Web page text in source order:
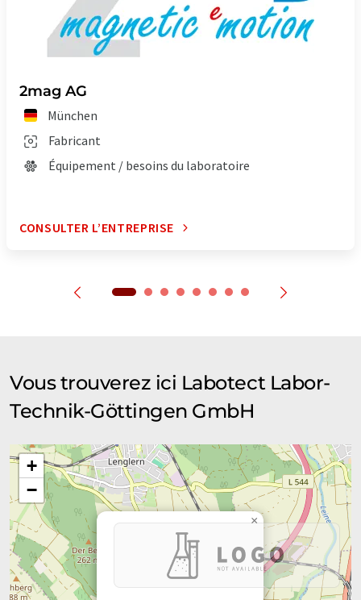
2mag AG
München
Fabricant
Équipement / besoins du laboratoire
CONSULTER L’ENTREPRISE
Vous trouverez ici Labotect Labor-
Technik-Göttingen GmbH
×
+
−